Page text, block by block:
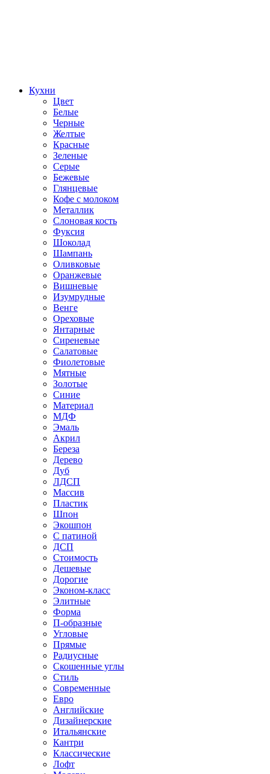
Кухни
Цвет
Белые
Черные
Желтые
Красные
Зеленые
Серые
Бежевые
Глянцевые
Кофе с молоком
Металлик
Слоновая кость
Фуксия
Шоколад
Шампань
Оливковые
Оранжевые
Вишневые
Изумрудные
Венге
Ореховые
Янтарные
Сиреневые
Салатовые
Фиолетовые
Мятные
Золотые
Синие
Материал
МДФ
Эмаль
Акрил
Береза
Дерево
Дуб
ЛДСП
Массив
Пластик
Шпон
Экошпон
С патиной
ДСП
Стоимость
Дешевые
Дорогие
Эконом-класс
Элитные
Форма
П-образные
Угловые
Прямые
Радиусные
Скошенные углы
Стиль
Современные
Евро
Английские
Дизайнерские
Итальянские
Кантри
Классические
Лофт